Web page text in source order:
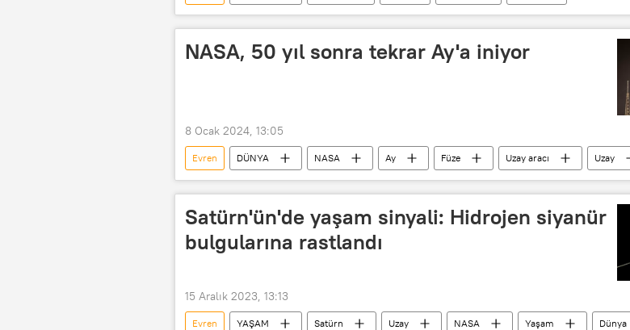
NASA, 50 yıl sonra tekrar Ay'a iniyor
8 Ocak 2024, 13:05
Evren DÜNYA NASA Ay Füze Uzay aracı Uzay
Satürn'ün'de yaşam sinyali: Hidrojen siyanür
bulgularına rastlandı
15 Aralık 2023, 13:13
Evren YAŞAM Satürn Uzay NASA Yaşam
Dünya